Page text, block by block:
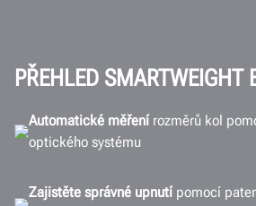
Připojení
FAQ
ŽÁDOST O CENOVOU NABÍDKU
PŘEHLED SMARTWEIGHT
Automatické měření rozměrů kol
optického systému
Zajistěte správné upnutí pomocí